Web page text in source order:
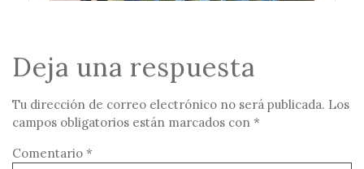
Deja una respuesta
Tu dirección de correo electrónico no será publicada. Los
campos obligatorios están marcados con *
Comentario *